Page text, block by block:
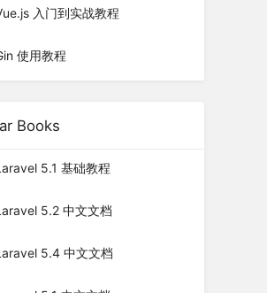
入门到实战教程
使用教程
Books
5.1 基础教程
5.2 中文文档
5.4 中文文档